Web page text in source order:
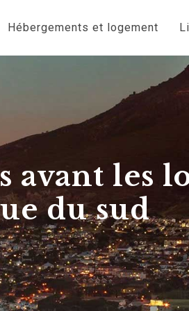
Hébergements et logement
avant les
du sud